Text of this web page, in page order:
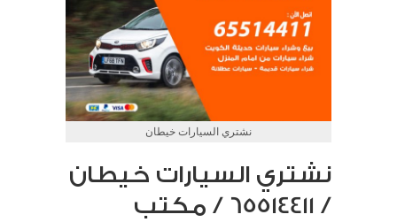
نشتري السيارات خيطان
نشتري السيارات خيطان
/ 65514411 / مكتب